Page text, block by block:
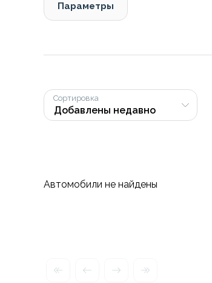
Параметры
Сортировка
Автомобили не найдены